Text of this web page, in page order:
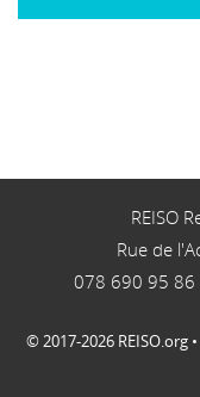
REISO
Rue de
078 690 95 86
© 2017-2026 REISO.org